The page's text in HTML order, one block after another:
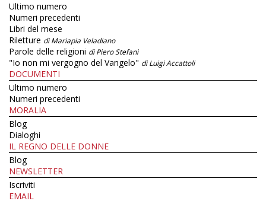
Ultimo numero
Numeri precedenti
Libri del mese
Riletture di Mariapia Veladiano
Parole delle religioni di Piero Stefani
"Io non mi vergogno del Vangelo" di Luigi Accattoli
DOCUMENTI
Ultimo numero
Numeri precedenti
MORALIA
Blog
Dialoghi
IL REGNO DELLE DONNE
Blog
NEWSLETTER
Iscriviti
EMAIL